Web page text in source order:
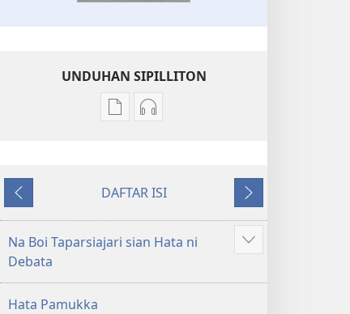
UNDUHAN SIPILLITON
Sipilliton
Hata
Debata
tu
Sipiliton
Hata
Debata
tu
Andorang
so
DAFTAR ISI
Na
Mangihut
Na Boi Taparsiajari sian Hata ni
Debata
Patudu
umgodang
Hata Pamukka